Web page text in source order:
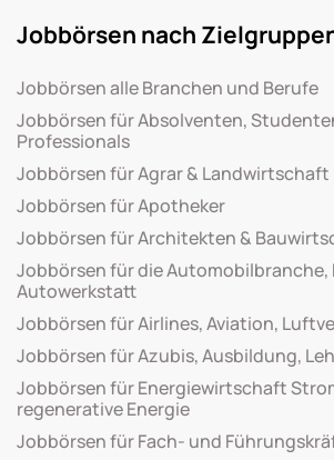
Jobbörsen nach
Jobbörsen alle Branchen und Berufe
Jobbörsen für Absolventen,
Professionals
Jobbörsen für Agrar & Landwirtschaft
Jobbörsen für Apotheker
Jobbörsen für Architekten &
Jobbörsen für die Automobilbranche,
Autowerkstatt
Jobbörsen für Airlines, Aviation,
Jobbörsen für Azubis, Ausbildung,
Jobbörsen für Energiewirtschaft
regenerative Energie
Jobbörsen für Fach- und